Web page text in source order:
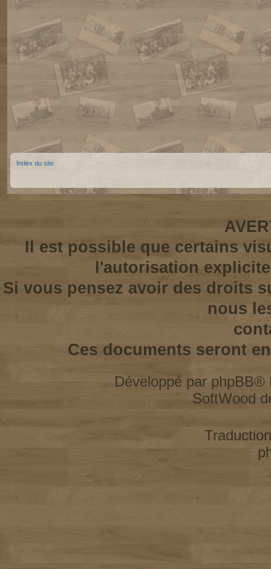
Index du site
Il est possible que certains
l'autorisation
Si vous pensez avoir des droits
nous
Ces documents seront
Développé par phpBB®
SoftWood